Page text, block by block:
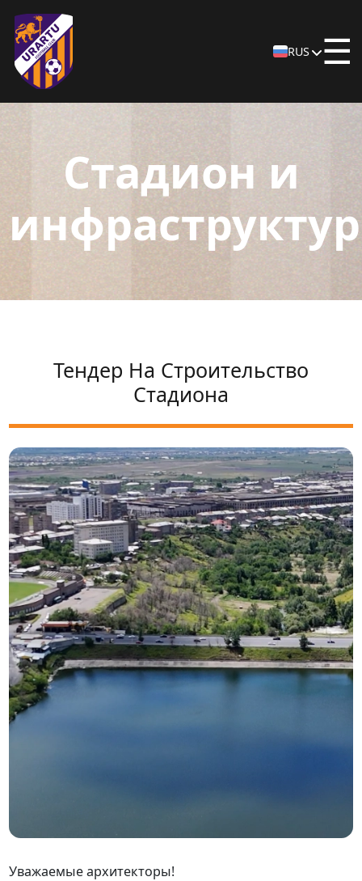
RUS ☰
Стадион и
Тендер На Строительство
Стадиона
Уважаемые архитекторы!